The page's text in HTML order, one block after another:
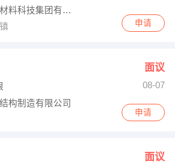
辽宁欣立耐火材料科技集团有限公司
申请
面议
08-07
构制造有限公司
申请
面议